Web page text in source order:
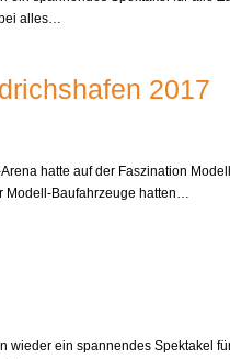
alles…
2017
hatte auf der Faszination
Modell-Baufahrzeuge hatten…
ein spannendes Spektakel